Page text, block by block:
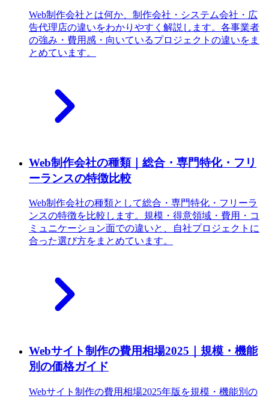
Web制作会社とは何か、制作会社・システム会社・広
告代理店の違いをわかりやすく解説します。各事業者
の強み・費用感・向いているプロジェクトの違いをま
とめています。
Web制作会社の種類｜総合・専門特化・フリ
ーランスの特徴比較
Web制作会社の種類として総合・専門特化・フリーラ
ンスの特徴を比較します。規模・得意領域・費用・コ
ミュニケーション面での違いと、自社プロジェクトに
合った選び方をまとめています。
Webサイト制作の費用相場2025｜規模・機能
別の価格ガイド
Webサイト制作の費用相場2025年版を規模・機能別の